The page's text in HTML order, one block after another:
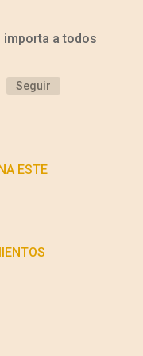
importa a todos
Seguir
ESTE